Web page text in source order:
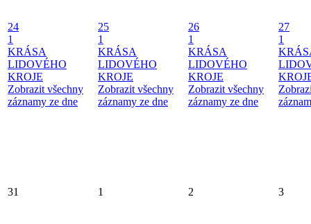
24
1
KRÁSA
LIDOVÉHO
KROJE
Zobrazit všechny
záznamy ze dne
25
1
KRÁSA
LIDOVÉHO
KROJE
Zobrazit všechny
záznamy ze dne
26
1
KRÁSA
LIDOVÉHO
KROJE
Zobrazit všechny
záznamy ze dne
27
1
31 1 2 3